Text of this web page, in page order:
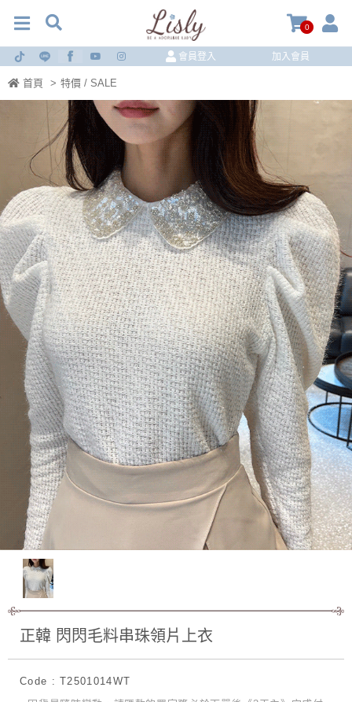
0
會員登入 加入會員
首頁 > 特價 / SALE
正韓 閃閃毛料串珠領片上衣
Code : T2501014WT